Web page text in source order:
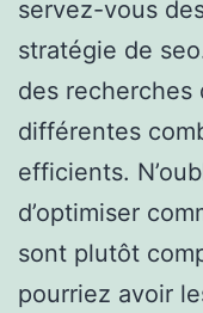
servez-vous
stratégie de
des
différentes
efficients.
d’optimiser
sont plutôt
pourriez avoir